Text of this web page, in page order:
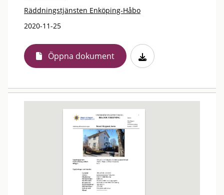
Räddningstjänsten Enköping-Håbo
2020-11-25
Öppna dokument